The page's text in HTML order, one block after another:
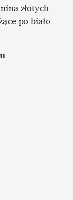
złotych
po biało-